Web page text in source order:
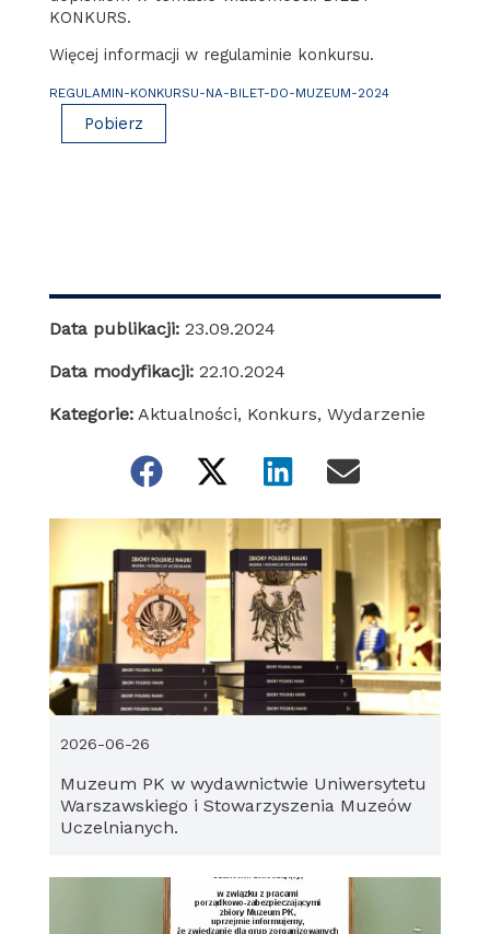
KONKURS.
Więcej informacji w regulaminie konkursu.
REGULAMIN-KONKURSU-NA-BILET-DO-MUZEUM-2024
Pobierz
Data publikacji: 23.09.2024
Data modyfikacji: 22.10.2024
Kategorie: Aktualności, Konkurs, Wydarzenie
Muzeum PK w wydawnictwie Uniwersytetu
Warszawskiego i Stowarzyszenia Muzeów
Uczelnianych.
2026-06-26